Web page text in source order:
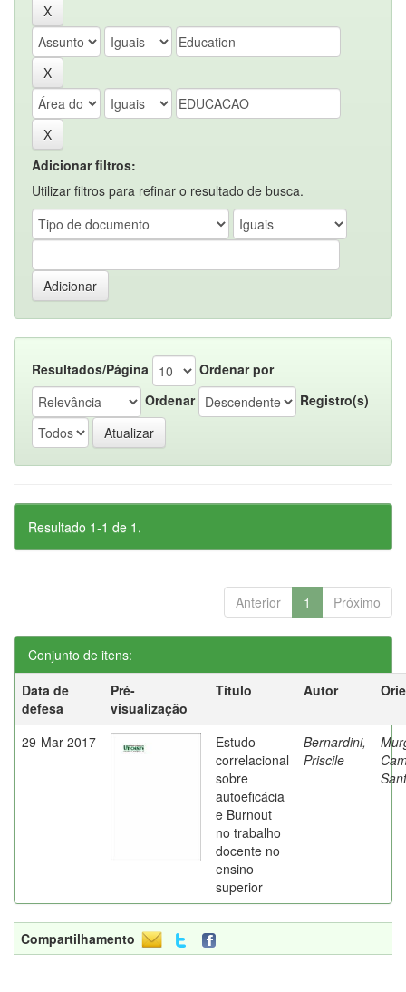
Adicionar filtros:
Utilizar filtros para refinar o resultado de busca.
Resultados/Página
Ordenar por
Ordenar
Registro(s)
Resultado 1-1 de 1.
Anterior 1 Próximo
Conjunto de itens:
Data de
defesa
Pré-
visualização
Título Autor
29-Mar-2017
Estudo
correlacional
sobre
autoeficácia
e Burnout
no trabalho
docente no
ensino
superior
Bernardini,
Priscile
Compartilhamento